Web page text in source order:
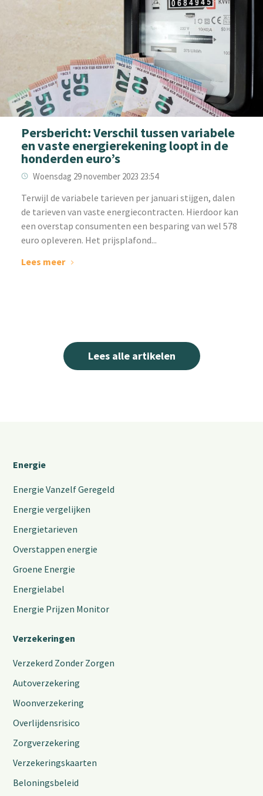
Persbericht: Verschil tussen variabele
en vaste energierekening loopt in de
honderden euro’s
Woensdag 29 november 2023 23:54
Terwijl de variabele tarieven per januari stijgen, dalen
de tarieven van vaste energiecontracten. Hierdoor kan
een overstap consumenten een besparing van wel 578
euro opleveren. Het prijsplafond...
Lees meer
Lees alle artikelen
Energie
Energie Vanzelf Geregeld
Energie vergelijken
Energietarieven
Overstappen energie
Groene Energie
Energielabel
Energie Prijzen Monitor
Verzekeringen
Verzekerd Zonder Zorgen
Autoverzekering
Woonverzekering
Overlijdensrisico
Zorgverzekering
Verzekeringskaarten
Beloningsbeleid